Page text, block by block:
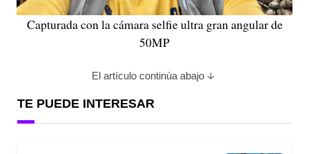
Capturada con la cámara selfie ultra gran angular de
50MP
El artículo continúa abajo
TE PUEDE INTERESAR